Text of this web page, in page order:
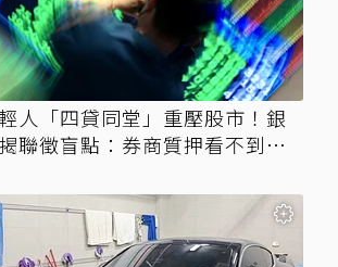
人「四貸同堂」重壓股市！銀
聯徵盲點：券商質押看不到、